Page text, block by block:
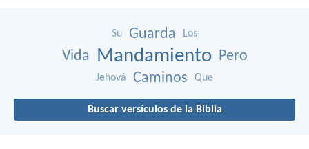
Su Guarda Los
Vida Mandamiento Pero
Jehová Caminos Que
Buscar versículos de la Biblia